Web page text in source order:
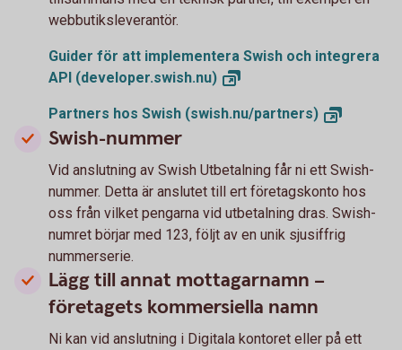
webbutiksleverantör.
Guider för att implementera Swish och integrera
API (developer.swish.nu)
Partners hos Swish (swish.nu/partners)
Swish-nummer
Vid anslutning av Swish Utbetalning får ni ett Swish-
nummer. Detta är anslutet till ert företagskonto hos
oss från vilket pengarna vid utbetalning dras. Swish-
numret börjar med 123, följt av en unik sjusiffrig
nummerserie.
Lägg till annat mottagarnamn –
företagets kommersiella namn
Ni kan vid anslutning i Digitala kontoret eller på ett